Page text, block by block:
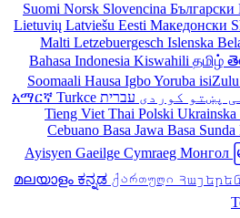
Suomi Norsk Slovencina Български
Lietuvių Latviešu Eesti Македонски
Malti Letzebuergesch Islenska
Bahasa Indonesia Kiswahili தமிழ்
Soomaali Hausa IgboYoruba isiZulu
پښتو کوردی עברית አማርኛ Turkce
Tieng Viet Thai Polski Ukrainska
Cebuano Basa Jawa Basa Sunda
Ayisyen Gaeilge Cymraeg Монгол
മലയാളം ಕನ್ನಡ ქართული Հայերեն